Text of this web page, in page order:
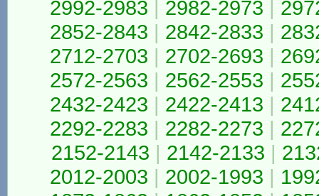
2992-2983 | 2982-2973 |
2852-2843 | 2842-2833 |
2712-2703 | 2702-2693 |
2572-2563 | 2562-2553 |
2432-2423 | 2422-2413 |
2292-2283 | 2282-2273 |
2152-2143 | 2142-2133 |
2012-2003 | 2002-1993 |